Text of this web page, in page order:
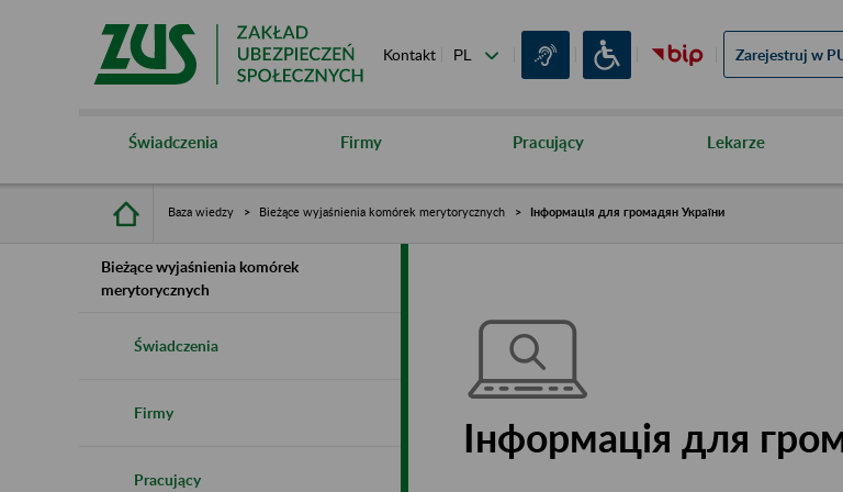
Kontakt Zarejestruj w
Świadczenia Firmy Pracujący Lekarze
Baza wiedzy Bieżące wyjaśnienia komórek merytorycznych Інформація для громадян України
Bieżące wyjaśnienia komórek
merytorycznych
Świadczenia
Firmy
Pracujący
Інформація для